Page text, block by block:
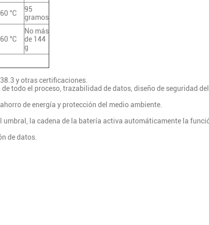
°C
95
gramos
°C
No más
de 144
g
y otras certificaciones.
todo el proceso, trazabilidad de datos, diseño de seguridad del
de energía y protección del medio ambiente.
la cadena de la batería activa automáticamente la
de datos.